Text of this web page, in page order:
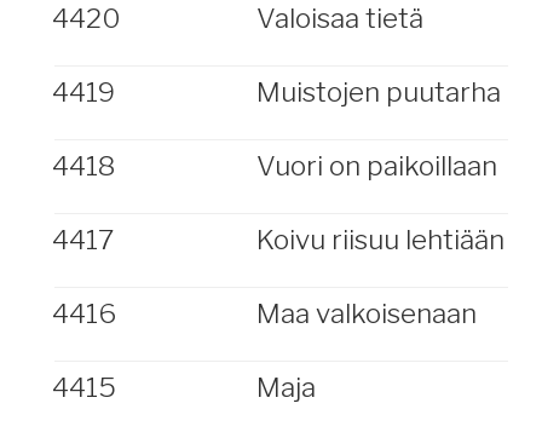
4420 Valoisaa tietä
4419 Muistojen puutarha
4418 Vuori on paikoillaan
4417 Koivu riisuu lehtiään
4416 Maa valkoisenaan
4415 Maja